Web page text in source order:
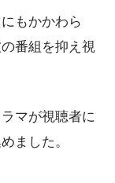
もかかわら
番組を抑え視
マが視聴者に
ました。